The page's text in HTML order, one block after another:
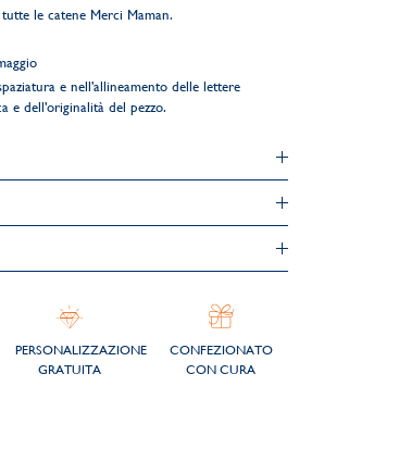
le catene Merci Maman.
e nell'allineamento delle lettere
e dell'originalità del pezzo.
PERSONALIZZAZIONE
GRATUITA
CONFEZIONATO
CON CURA